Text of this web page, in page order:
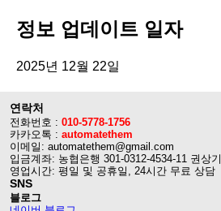
정보 업데이트 일자
2025년 12월 22일
연락처
전화번호 : 010-5778-1756
카카오톡 : automatethem
이메일: automatethem@gmail.com
입금계좌: 농협은행 301-0312-4534-11 권상기
영업시간: 평일 및 공휴일, 24시간 무료 상담
SNS
블로그